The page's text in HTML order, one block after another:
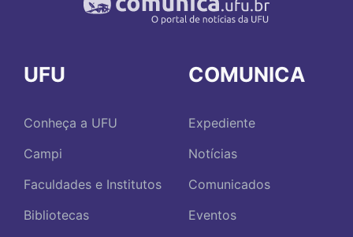
UFU
Conheça a UFU
Campi
Faculdades e Institutos
Bibliotecas
COMUNICA
Expediente
Notícias
Comunicados
Eventos